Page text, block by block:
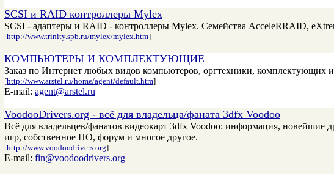
SCSI и RAID контроллеры Mylex
SCSI - адаптеры и RAID - контроллеры Mylex. Семейства AcceleRRAID,
[http://www.trinity.spb.ru/mylex/mylex.htm]
КОМПЬЮТЕРЫ И КОМПЛЕКТУЮЩИЕ
Заказ по Интернет любых видов компьютеров, оргтехники, комплектующих
[http://www.arstel.ru/home/agent/default.htm]
E-mail: agent@arstel.ru
VoodooDrivers.org - всё для владельца/фаната 3dfx Voodoo
Всё для владельцев/фанатов видеокарт 3dfx Voodoo: информация,
игр, собственное ПО, форум и многое другое.
[http://www.voodoodrivers.org]
E-mail: fin@voodoodrivers.org